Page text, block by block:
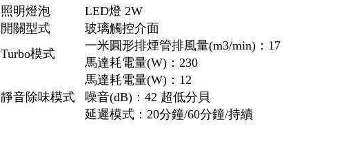
照明燈泡
LED燈 2W
開關型式
玻璃觸控介面
Turbo模式
一米圓形排煙管排風量(m3/min)：17
馬達耗電量(W)：230
靜音除味模式
馬達耗電量(W)：12
噪音(dB)：42 超低分貝
延遲模式：20分鐘/60分鐘/持續